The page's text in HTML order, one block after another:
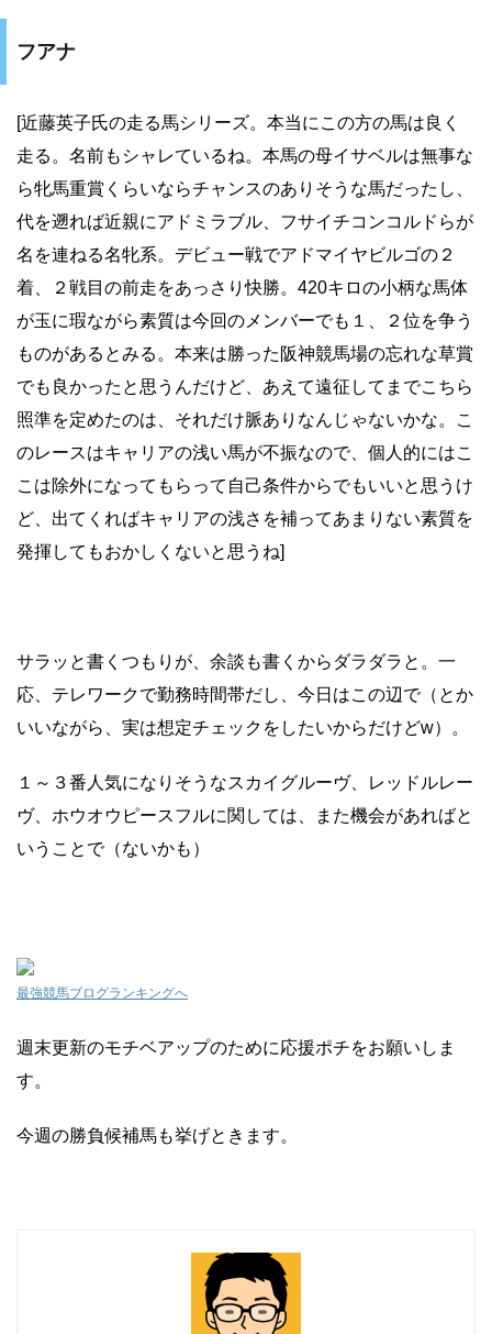
フアナ
[近藤英子氏の走る馬シリーズ。本当にこの方の馬は良く
走る。名前もシャレているね。本馬の母イサベルは無事な
ら牝馬重賞くらいならチャンスのありそうな馬だったし、
代を遡れば近親にアドミラブル、フサイチコンコルドらが
名を連ねる名牝系。デビュー戦でアドマイヤビルゴの２
着、２戦目の前走をあっさり快勝。420キロの小柄な馬体
が玉に瑕ながら素質は今回のメンバーでも１、２位を争う
ものがあるとみる。本来は勝った阪神競馬場の忘れな草賞
でも良かったと思うんだけど、あえて遠征してまでこちら
照準を定めたのは、それだけ脈ありなんじゃないかな。こ
のレースはキャリアの浅い馬が不振なので、個人的にはこ
こは除外になってもらって自己条件からでもいいと思うけ
ど、出てくればキャリアの浅さを補ってあまりない素質を
発揮してもおかしくないと思うね]
サラッと書くつもりが、余談も書くからダラダラと。一
応、テレワークで勤務時間帯だし、今日はこの辺で（とか
いいながら、実は想定チェックをしたいからだけどw）。
１～３番人気になりそうなスカイグルーヴ、レッドルレー
ヴ、ホウオウピースフルに関しては、また機会があればと
いうことで（ないかも）
最強競馬ブログランキングへ
週末更新のモチベアップのために応援ポチをお願いしま
す。
今週の勝負候補馬も挙げときます。